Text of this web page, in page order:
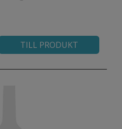
TILL PRODUKT